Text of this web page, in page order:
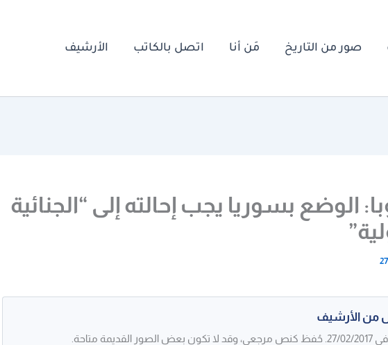
صور من التاريخ مَن أنا اتصل بالكاتب الأرشيف
الوضع بسوريا يجب إحالته إلى “الجنائية
من الأرشيف
بعض الصور القديمة متاحة.